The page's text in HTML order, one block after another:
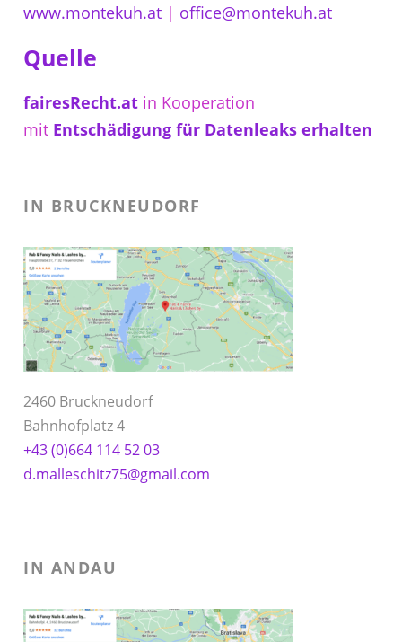
www.montekuh.at | office@montekuh.at
Quelle
fairesRecht.at in Kooperation
mit Entschädigung für Datenleaks erhalten
IN BRUCKNEUDORF
2460 Bruckneudorf
Bahnhofplatz 4
+43 (0)664 114 52 03
d.malleschitz75@gmail.com
IN ANDAU